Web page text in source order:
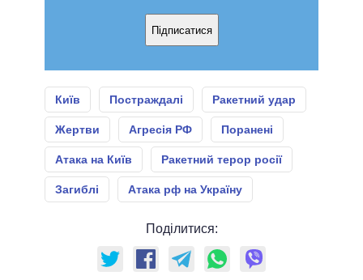
Підписатися
Київ Постраждалі Ракетний удар
Жертви Агресія РФ Поранені
Атака на Київ Ракетний терор росії
Загиблі Атака рф на Україну
Поділитися: